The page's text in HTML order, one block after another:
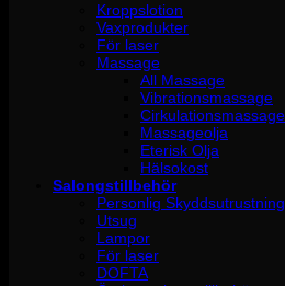
Kroppslotion
Vaxprodukter
För laser
Massage
All Massage
Vibrationsmassage
Cirkulationsmassage
Massageolja
Eterisk Olja
Hälsokost
Salongstillbehör
Personlig Skyddsutrustning
Utsug
Lampor
För laser
DOFTA